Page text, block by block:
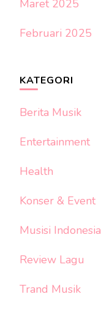
Maret 2025
Februari 2025
KATEGORI
Berita Musik
Entertainment
Health
Konser & Event
Musisi Indonesia
Review Lagu
Trand Musik